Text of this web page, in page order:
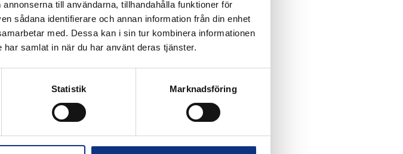
till användarna, tillhandahålla funktioner för
sådana identifierare och annan information från din enhet
med. Dessa kan i sin tur kombinera informationen
samlat in när du har använt deras tjänster.
Statistik Marknadsföring